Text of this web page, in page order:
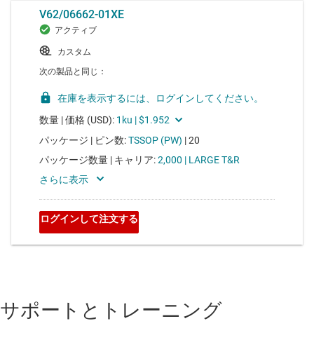
サポートとトレーニング